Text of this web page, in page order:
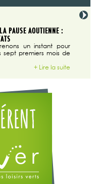
PAUSE AOUTIENNE :
un instant pour
premiers mois de
+ Lire la suite
29/07/